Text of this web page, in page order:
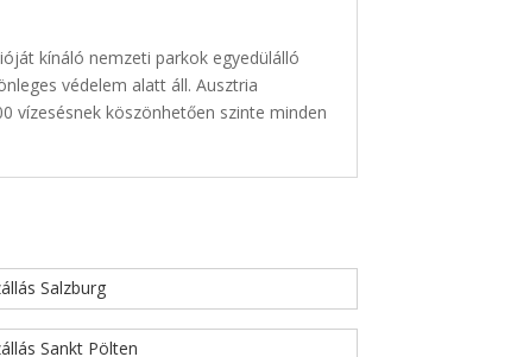
kínáló nemzeti parkok egyedülálló
védelem alatt áll. Ausztria
vízesésnek köszönhetően szinte minden
Salzburg
Sankt Pölten